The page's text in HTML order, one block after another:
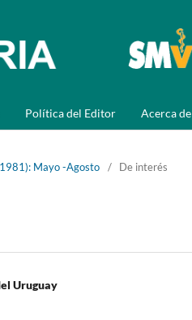
Política del Editor Acerca de
Mayo -Agosto / De interés
Uruguay